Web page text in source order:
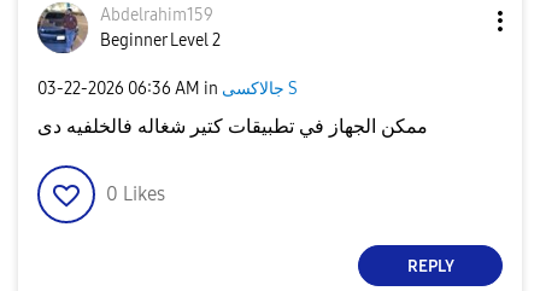
Abdelrahim159
Beginner Level 2
‎03-22-2026 06:36 AM in جالاكسى S
ممكن الجهاز في تطبيقات كتير شغاله فالخلفيه دى
0 Likes
REPLY